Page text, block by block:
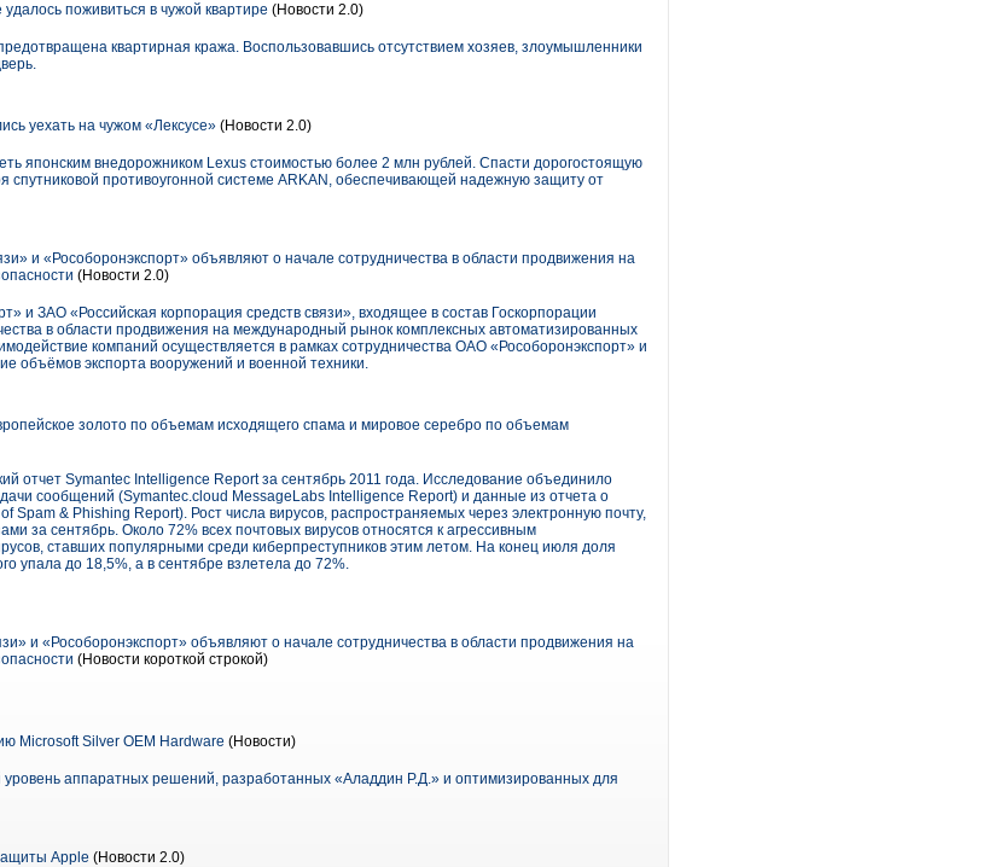
поживиться в чужой квартире (Новости 2.0)
квартирная кража. Воспользовавшись отсутствием хозяев, злоумышленники
уехать на чужом «Лексусе» (Новости 2.0)
японским внедорожником Lexus стоимостью более 2 млн рублей. Спасти дорогостоящую
спутниковой противоугонной системе ARKAN, обеспечивающей надежную защиту от
и «Рособоронэкспорт» объявляют о начале сотрудничества в области продвижения на
(Новости 2.0)
и ЗАО «Российская корпорация средств связи», входящее в состав Госкорпорации
в области продвижения на международный рынок комплексных автоматизированных
компаний осуществляется в рамках сотрудничества ОАО «Рособоронэкспорт» и
объёмов экспорта вооружений и военной техники.
золото по объемам исходящего спама и мировое серебро по объемам
отчет Symantec Intelligence Report за сентябрь 2011 года. Исследование объединило
сообщений (Symantec.cloud MessageLabs Intelligence Report) и данные из отчета о
& Phishing Report). Рост числа вирусов, распространяемых через электронную почту,
за сентябрь. Около 72% всех почтовых вирусов относятся к агрессивным
ставших популярными среди киберпреступников этим летом. На конец июля доля
упала до 18,5%, а в сентябре взлетела до 72%.
и «Рособоронэкспорт» объявляют о начале сотрудничества в области продвижения на
(Новости короткой строкой)
Microsoft Silver OEM Hardware (Новости)
аппаратных решений, разработанных «Аладдин Р.Д.» и оптимизированных для
Apple (Новости 2.0)